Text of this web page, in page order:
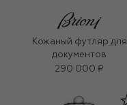
Кожаный футляр для
документов
290 000 ₽